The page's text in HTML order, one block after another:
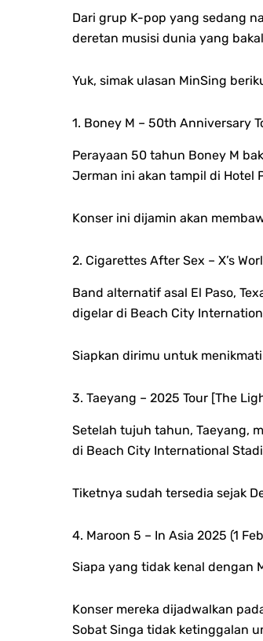
Dari grup K-pop yang sedang
deretan musisi dunia yang
Yuk, simak ulasan MinSing
1. Boney M – 50th Anniversary
Perayaan 50 tahun Boney M
Jerman ini akan tampil di Hotel
Konser ini dijamin akan
2. Cigarettes After Sex – X’s
Band alternatif asal El Paso,
digelar di Beach City
Siapkan dirimu untuk
3. Taeyang – 2025 Tour [The
Setelah tujuh tahun, Taeyang,
di Beach City International
Tiketnya sudah tersedia sejak
4. Maroon 5 – In Asia 2025 (1
Siapa yang tidak kenal dengan
Konser mereka dijadwalkan
Sobat Singa tidak ketinggalan